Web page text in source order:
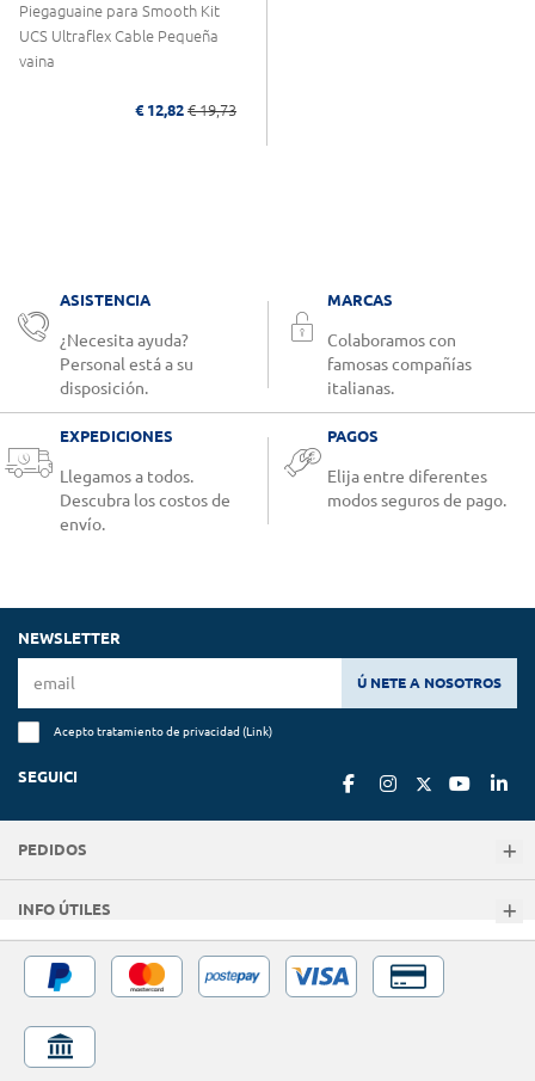
Piegaguaine para Smooth Kit
UCS Ultraflex Cable Pequeña
vaina
€ 12,82 € 19,73
ASISTENCIA
¿Necesita ayuda?
Personal está a su
disposición.
MARCAS
Colaboramos con
famosas compañías
italianas.
EXPEDICIONES
Llegamos a todos.
Descubra los costos de
envío.
PAGOS
Elija entre diferentes
modos seguros de pago.
NEWSLETTER
Ú NETE A NOSOTROS
Acepto tratamiento de privacidad (Link)
SEGUICI
PEDIDOS
INFO ÚTILES